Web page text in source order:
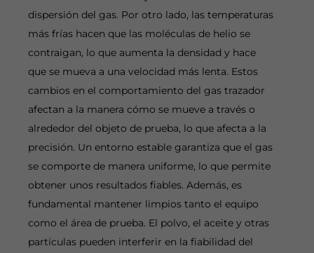
dispersión del gas. Por otro lado, las temperaturas
más frías hacen que las moléculas de helio se
contraigan, lo que aumenta la densidad y hace
que se mueva a una velocidad más lenta. Estos
cambios en el comportamiento del gas trazador
afectan a la manera cómo se mueve a través o
alrededor del objeto de prueba, lo que afecta a la
precisión. Un entorno estable garantiza que el gas
se comporte de manera uniforme, lo que permite
obtener unos resultados fiables. Además, es
fundamental mantener limpios tanto el equipo
como el área de prueba. El polvo, el aceite y otras
partículas pueden interferir en la fiabilidad del